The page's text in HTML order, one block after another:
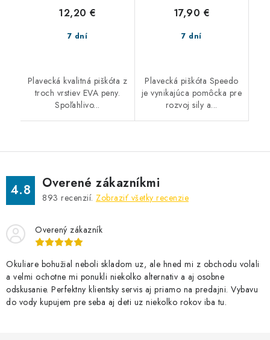
7 dní
12,20 €
Plavecká kvalitná piškóta z
troch vrstiev EVA peny.
Spoľahlivo...
7 dní
17,90 €
Plavecká piškóta Speedo
je vynikajúca pomôcka pre
rozvoj sily a...
4.8 Overené zákazníkmi
893 recenzií. Zobraziť všetky recenzie
Overený zákazník
Okuliare bohužial neboli skladom uz, ale hned mi z obchodu volali
a velmi ochotne mi ponukli niekolko alternativ a aj osobne
odskusanie. Perfektny klientsky servis aj priamo na predajni. Vybavu
do vody kupujem pre seba aj deti uz niekolko rokov iba tu.